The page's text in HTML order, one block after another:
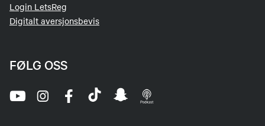
Login LetsReg
Digitalt aversjonsbevis
FØLG OSS